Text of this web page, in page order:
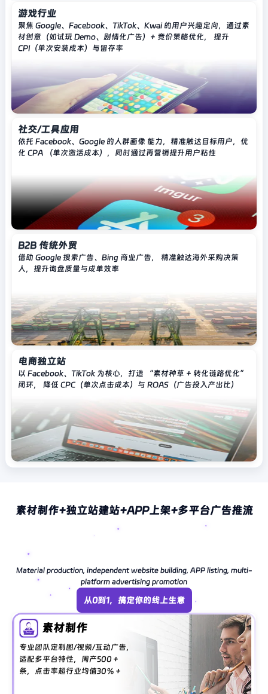
游戏行业
聚焦 Google、Facebook、TikTok、Kwai 的用户兴趣定向，通过素
材创意（如试玩 Demo、剧情化广告）+ 竞价策略优化， 提升
CPI（单次安装成本）与留存率
社交/工具应用
依托 Facebook、Google 的人群画像 能力，精准触达目标用户，优
化 CPA （单次激活成本），同时通过再营销提升用户粘性
B2B 传统外贸
借助 Google 搜索广告、Bing 商业广告， 精准触达海外采购决策
人，提升询盘质量与成单效率
电商独立站
以 Facebook、TikTok 为核心，打造 “素材种草 + 转化链路优化”
闭环， 降低 CPC（单次点击成本）与 ROAS（广告投入产出比）
素材制作+独立站建站+APP上架+多平台广告推流
Material production, independent website building, APP listing, multi-
platform advertising promotion
从0到1，搞定你的线上生意
素材制作
专业团队定制图/视频/互动广告，
适配多平台特性，周产500＋
条，点击率超行业均值30％＋